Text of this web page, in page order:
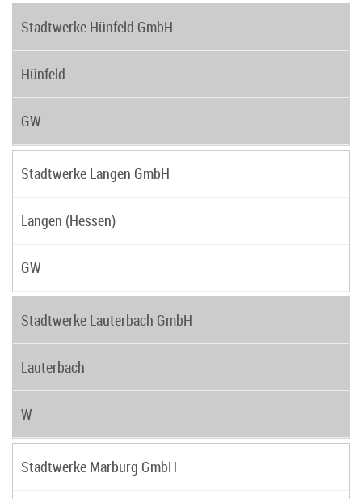
Stadtwerke Hünfeld GmbH
Hünfeld
GW
Stadtwerke Langen GmbH
Langen (Hessen)
GW
Stadtwerke Lauterbach GmbH
Lauterbach
W
Stadtwerke Marburg GmbH